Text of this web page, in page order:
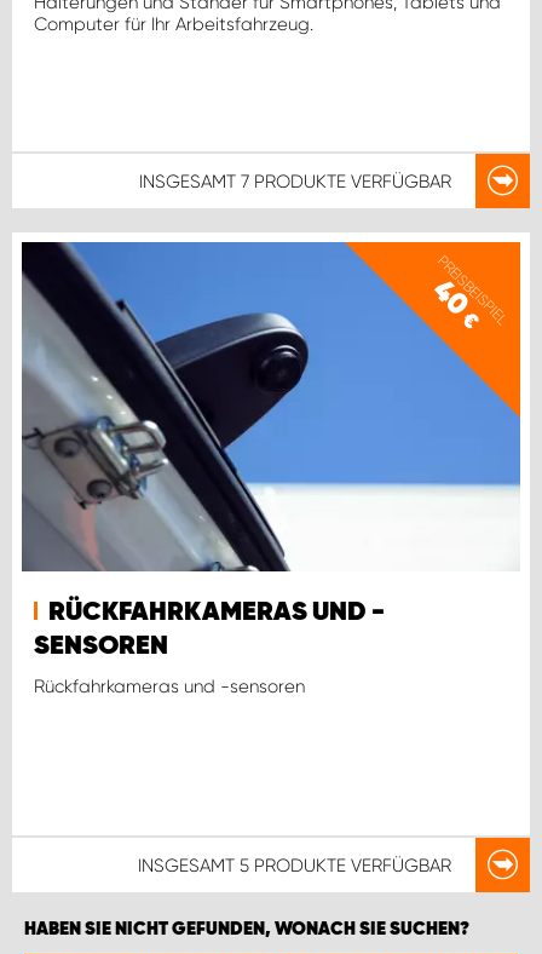
Computer für Ihr Arbeitsfahrzeug.
INSGESAMT 7 PRODUKTE VERFÜGBAR
PREISBEISPIEL
40
€
RÜCKFAHRKAMERAS UND -
SENSOREN
Rückfahrkameras und -sensoren
INSGESAMT 5 PRODUKTE VERFÜGBAR
HABEN SIE NICHT GEFUNDEN, WONACH SIE SUCHEN?